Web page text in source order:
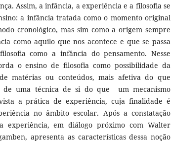
Assim, a infância, a experiência e a filosofia se
a infância tratada como o momento original
cronológico, mas sim como a origem sempre
como aquilo que nos acontece e que se passa
como a infância do pensamento. Nesse
o ensino de filosofia como possibilidade da
matérias ou conteúdos, mais afetiva do que
de uma técnica de si do que um mecanismo
a prática de experiência, cuja finalidade é
no âmbito escolar. Após a constatação
experiência, em diálogo próximo com Walter
apresenta as características dessa noção